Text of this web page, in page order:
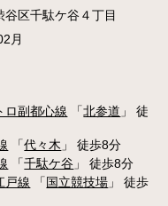
谷区千駄ケ谷４丁目
月
ロ副都心線 「北参道 」 徒
「代々木 」 徒歩8分
「千駄ケ谷 」 徒歩8分
戸線 「 国立競技場 」 徒歩